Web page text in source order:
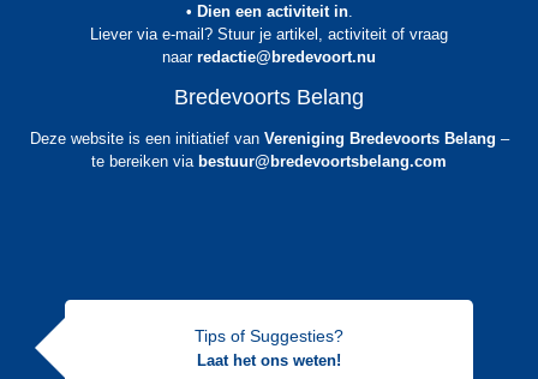
• Dien een activiteit in.
Liever via e-mail? Stuur je artikel, activiteit of vraag
naar redactie@bredevoort.nu
Bredevoorts Belang
Deze website is een initiatief van Vereniging Bredevoorts Belang –
te bereiken via bestuur@bredevoortsbelang.com
Tips of Suggesties?
Laat het ons weten!